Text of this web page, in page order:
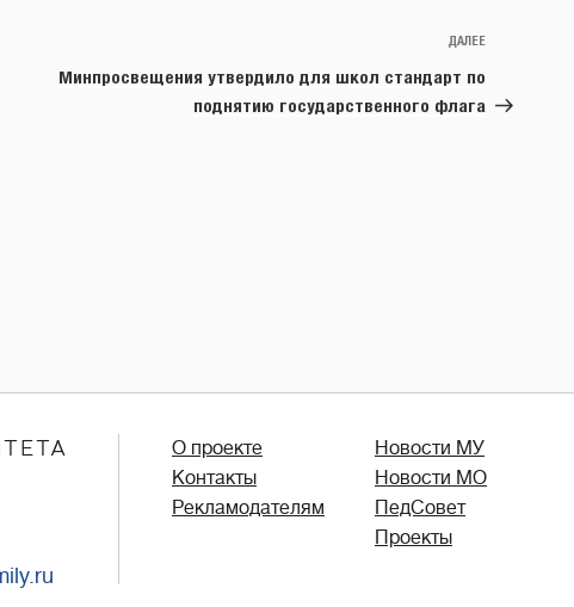
Следующая
ДАЛЕЕ
Минпросвещения утвердило для школ стандарт по
поднятию государственного флага
О проекте
Контакты
Рекламодателям
Новости МУ
Новости МО
ПедСовет
Проекты